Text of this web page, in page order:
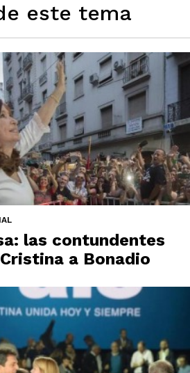
este tema
las contundentes
a Bonadio